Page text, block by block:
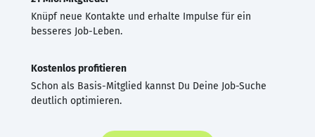
Knüpf neue Kontakte und erhalte Impulse für ein
besseres Job-Leben.
Kostenlos profitieren
Schon als Basis-Mitglied kannst Du Deine Job-Suche
deutlich optimieren.